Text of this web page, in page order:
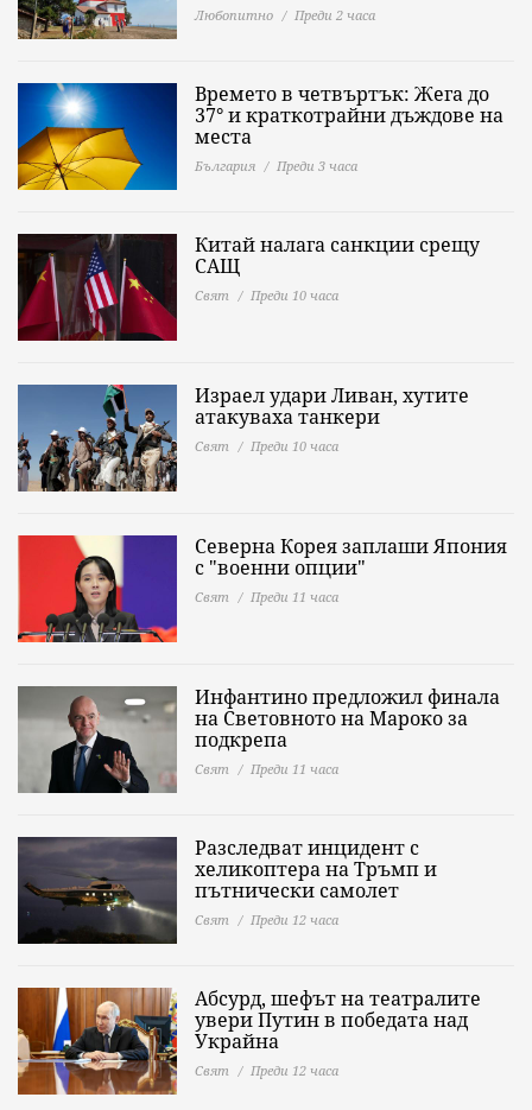
Любопитно Преди 2 часа
Времето в четвъртък: Жега до
37° и краткотрайни дъждове на
места
България Преди 3 часа
Китай налага санкции срещу
САЩ
Свят Преди 10 часа
Израел удари Ливан, хутите
атакуваха танкери
Свят Преди 10 часа
Северна Корея заплаши Япония
с "военни опции"
Свят Преди 11 часа
Инфантино предложил финала
на Световното на Мароко за
подкрепа
Свят Преди 11 часа
Разследват инцидент с
хеликоптера на Тръмп и
пътнически самолет
Свят Преди 12 часа
Абсурд, шефът на театралите
увери Путин в победата над
Украйна
Свят Преди 12 часа